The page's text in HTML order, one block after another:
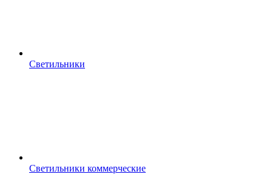
Светильники
Светильники коммерческие